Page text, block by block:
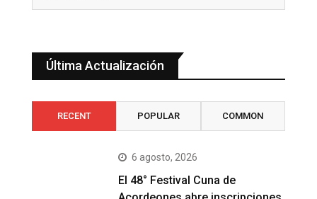
Última Actualización
RECENT POPULAR COMMON
6 agosto, 2026
El 48° Festival Cuna de